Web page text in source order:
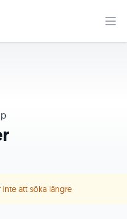
att söka längre